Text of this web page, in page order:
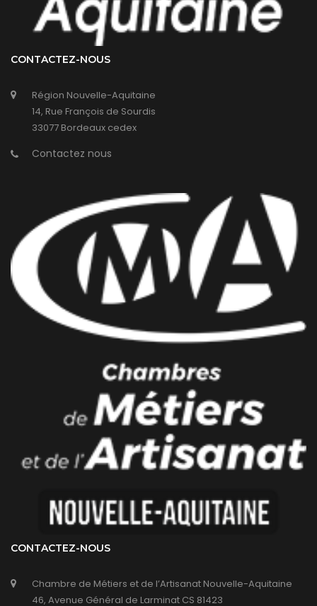
CONTACTEZ-NOUS
Région Nouvelle-Aquitaine
14, Rue François de Sourdis
33077 Bordeaux cedex
Contactez nous
CONTACTEZ-NOUS
Chambre de Métiers et de l’Artisanat Nouvelle-Aquitaine
46, Avenue Général de Larminat CS 81423